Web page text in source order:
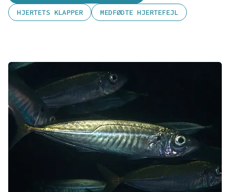
HJERTETS KLAPPER
MEDFØDTE HJERTEFEJL